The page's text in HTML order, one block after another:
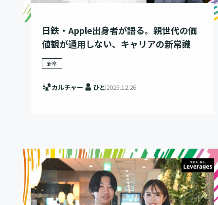
日鉄・Apple出身者が語る。親世代の価
値観が通用しない、キャリアの新常識
新卒
カルチャー ひと 2025.12.26